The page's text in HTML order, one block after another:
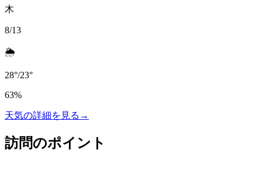
木
8/13
🌦️
28°/23°
63%
天気の詳細を見る →
訪問のポイント